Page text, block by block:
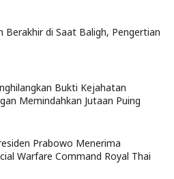
Berakhir di Saat Baligh, Pengertian
Bukti Kejahatan
Memindahkan Jutaan Puing
Prabowo Menerima
Warfare Command Royal Thai